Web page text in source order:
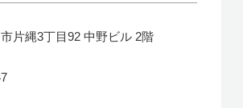
片縄3丁目92 中野ビル 2階